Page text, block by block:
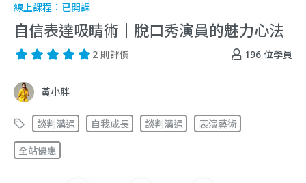
線上課程： 已開課
自信表達吸睛術｜脫口秀演員的魅力心法
196 位學員
2 則評價
黃小胖
談判溝通 自我成長 談判溝通 表演藝術
全站優惠